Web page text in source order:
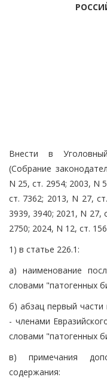
Внести в
(Собрание
N 25, ст. 2954; 2003, N
ст. 7362; 2013, N 27,
3939, 3940; 2021, N 27,
2750; 2024, N 12, ст.
1) в статье 226.1:
а) наименование
словами "патогенных
б) абзац первый части
- членами
словами "патогенных
в) примечания
содержания: